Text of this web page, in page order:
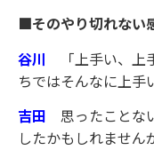
■そのやり切れない
谷川 「上手い、上
ちではそんなに上手
吉田 思ったことな
したかもしれませ